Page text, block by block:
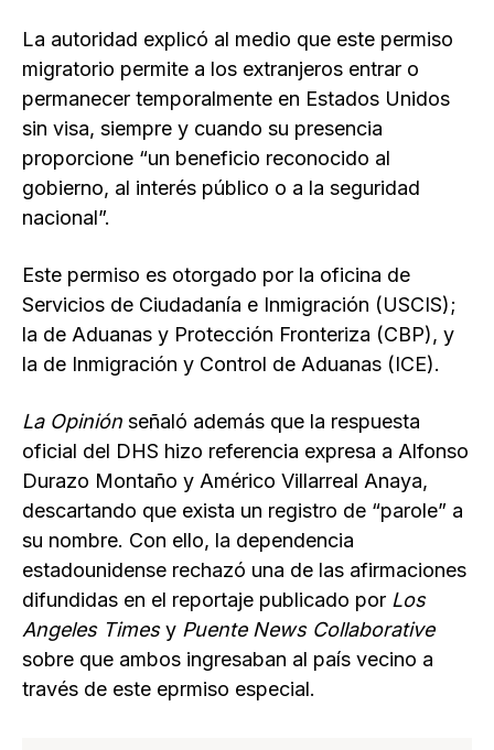
La autoridad explicó al medio que este permiso
migratorio permite a los extranjeros entrar o
permanecer temporalmente en Estados Unidos
sin visa, siempre y cuando su presencia
proporcione “un beneficio reconocido al
gobierno, al interés público o a la seguridad
nacional”.
Este permiso es otorgado por la oficina de
Servicios de Ciudadanía e Inmigración (USCIS);
la de Aduanas y Protección Fronteriza (CBP), y
la de Inmigración y Control de Aduanas (ICE).
La Opinión señaló además que la respuesta
oficial del DHS hizo referencia expresa a Alfonso
Durazo Montaño y Américo Villarreal Anaya,
descartando que exista un registro de “parole” a
su nombre. Con ello, la dependencia
estadounidense rechazó una de las afirmaciones
difundidas en el reportaje publicado por Los
Angeles Timesy Puente News Collaborative
sobre que ambos ingresaban al país vecino a
través de este eprmiso especial.